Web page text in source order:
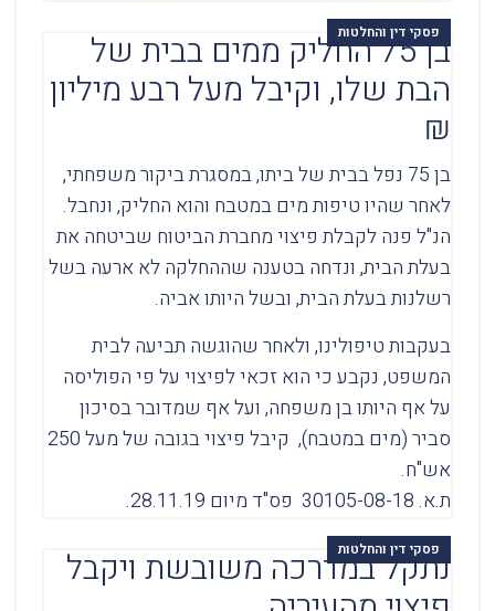
פסקי דין והחלטותבן 75 החליק ממים בבית של
הבת שלו, וקיבל מעל רבע מיליון
₪
בן 75 נפל בבית של ביתו, במסגרת ביקור משפחתי,
לאחר שהיו טיפות מים במטבח והוא החליק, ונחבל.
הנ"ל פנה לקבלת פיצוי מחברת הביטוח שביטחה את
בעלת הבית, ונדחה בטענה שההחלקה לא ארעה בשל
רשלנות בעלת הבית, ובשל היותו אביה.
בעקבות טיפולינו, ולאחר שהוגשה תביעה לבית
המשפט, נקבע כי הוא זכאי לפיצוי על פי הפוליסה
על אף היותו בן משפחה, ועל אף שמדובר בסיכון
סביר (מים במטבח), קיבל פיצוי בגובה של מעל 250
אש"ח.
ת.א. 30105-08-18 פס"ד מיום 28.11.19.
פסקי דין והחלטות
נתקל במדרכה משובשת ויקבל